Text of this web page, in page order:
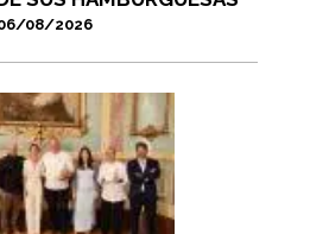
08/2026